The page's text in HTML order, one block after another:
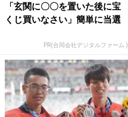
「玄関に〇〇を置いた後に宝
くじ買いなさい」簡単に当選
PR(合同会社デジタルファーム )